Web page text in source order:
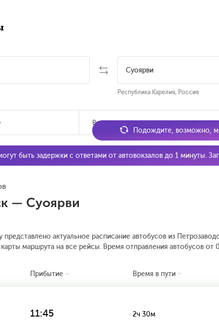
Республика Карелия, Россия
Время отправления
быть задержки с ответами от автовокзалов до 1 минуты.
— Суоярви
представлено актуальное расписание автобусов из
карты маршрута на все рейсы. Время отправления автобусов от
Подождите, возможно,
Прибытие Время в пути
11:45 2ч 30м